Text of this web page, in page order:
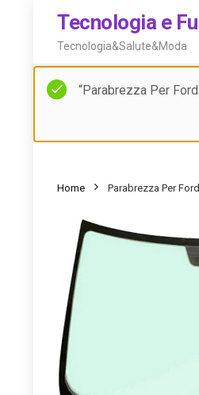
Tecnologia e
Tecnologia&Salute&Moda
“Parabrezza Per
Home Parabrezza Per